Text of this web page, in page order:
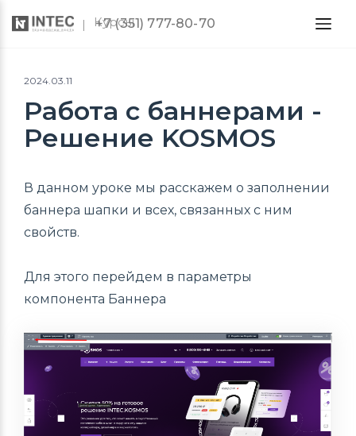
Курсы
+7 (351) 777-80-70
2024.03.11
Работа с баннерами -
Решение KOSMOS
В данном уроке мы расскажем о заполнении
баннера шапки и всех, связанных с ним
свойств.
Для этого перейдем в параметры
компонента Баннера